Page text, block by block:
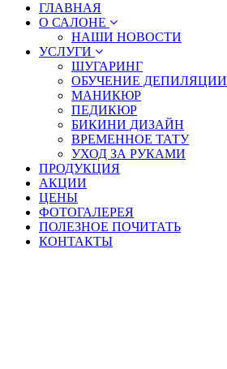
ГЛАВНАЯ
О САЛОНЕ
НАШИ НОВОСТИ
УСЛУГИ
ШУГАРИНГ
ОБУЧЕНИЕ ДЕПИЛЯЦИИ
МАНИКЮР
ПЕДИКЮР
БИКИНИ ДИЗАЙН
ВРЕМЕННОЕ ТАТУ
УХОД ЗА РУКАМИ
ПРОДУКЦИЯ
АКЦИИ
ЦЕНЫ
ФОТОГАЛЕРЕЯ
ПОЛЕЗНОЕ ПОЧИТАТЬ
КОНТАКТЫ